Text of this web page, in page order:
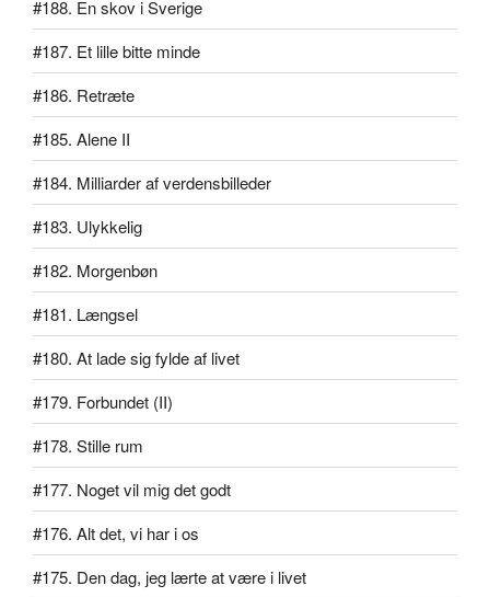
#188. En skov i Sverige
#187. Et lille bitte minde
#186. Retræte
#185. Alene II
#184. Milliarder af verdensbilleder
#183. Ulykkelig
#182. Morgenbøn
#181. Længsel
#180. At lade sig fylde af livet
#179. Forbundet (II)
#178. Stille rum
#177. Noget vil mig det godt
#176. Alt det, vi har i os
#175. Den dag, jeg lærte at være i livet